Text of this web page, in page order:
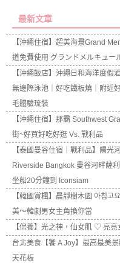
最新文章
【沖繩住宿】超美海景Grand
道免費使用 グランドメルキュー
【沖繩飯店】沖繩日和海洋度假
無邊際泳池｜好吃鐵板燒｜附近
毛體驗琉裝
【沖繩住宿】那霸 Southwest
街~好買好吃好逛 Vs. 戰利品
【泰國曼谷住宿｜戰利品】陽
Riverside Bangkok 曼谷河畔薩
坐船20分鐘到 Iconsiam
【韓國賞楓】晨靜樹木園 아침
美～韓劇男女主角換你當
【保養】光之神，仙女肌 ♡ 亮
台北美食【饗 A Joy】最高最美
天花板